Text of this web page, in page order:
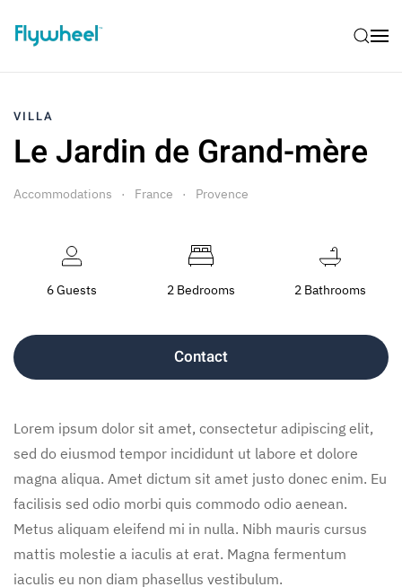
VILLA
Le Jardin de Grand-mère
Accommodations France Provence
6 Guests 2 Bedrooms 2 Bathrooms
Contact
Lorem ipsum dolor sit amet, consectetur adipiscing elit,
sed do eiusmod tempor incididunt ut labore et dolore
magna aliqua. Amet dictum sit amet justo donec enim. Eu
facilisis sed odio morbi quis commodo odio aenean.
Metus aliquam eleifend mi in nulla. Nibh mauris cursus
mattis molestie a iaculis at erat. Magna fermentum
iaculis eu non diam phasellus vestibulum.